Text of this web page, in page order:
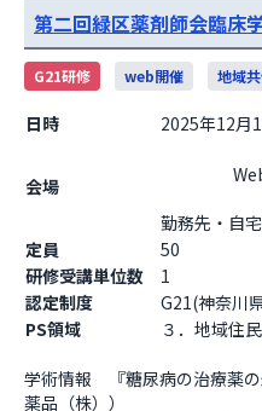
第二回緑区薬剤師会臨床
G21研修 web開催 地域
日時 2025年12月
会場
勤務先・
定員
50
研修受講単位数
1
認定制度
G21(神奈川
PS領域
３．地域住
学術情報　『糖尿病の治療薬
薬品（株））